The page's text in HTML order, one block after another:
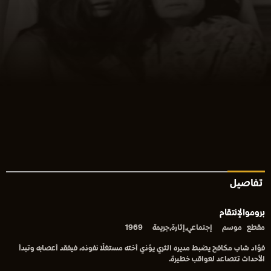
تفاصيل
بروموالإنتقام
مقطع موسم إجتماعي,إثارة,جريمة 1969
فؤاد شاب مكافح يضبط مديره الثري يؤذي أخته مستغلًا نفوذه، فيفقد أعصابه وتبدأ
الأحداث تتصاعد لعواقب خطيرة.